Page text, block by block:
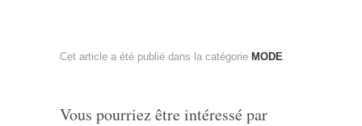
Cet article a été publié dans la catégorie MODE
Vous pourriez être intéressé par